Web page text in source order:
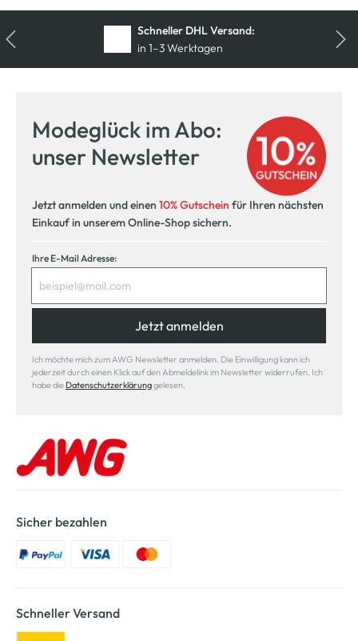
Schneller DHL Versand:
in 1–3 Werktagen
Kostenlose Filiallieferung
in Ihre Wunschfiliale
Modeglück im Abo:
unser Newsletter
Jetzt anmelden und einen 10% Gutschein für Ihren nächsten
Einkauf in unserem Online-Shop sichern.
Ihre E-Mail Adresse:
Jetzt anmelden
Ich möchte mich zum AWG Newsletter anmelden. Die Einwilligung kann ich
jederzeit durch einen Klick auf den Abmeldelink im Newsletter widerrufen. Ich
habe die Datenschutzerklärunggelesen.
Sicher bezahlen
Schneller Versand